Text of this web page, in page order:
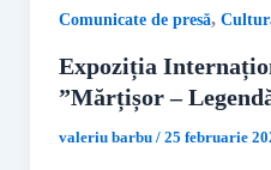
Comunicate de presă,
Expoziția
”Mărțișor –
valeriu barbu / 25 februarie